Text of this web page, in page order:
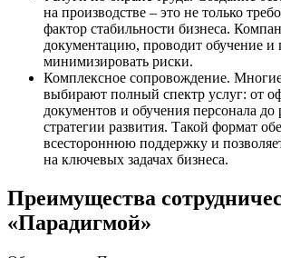
на производстве – это не только
фактор стабильности бизнеса.
документацию, проводит обучение и
минимизировать риски.
Комплексное сопровождение.
выбирают полный спектр услуг: от
документов и обучения персонала до
стратегии развития. Такой формат
всестороннюю поддержку и
на ключевых задачах бизнеса.
Преимущества
«Парадигмой»